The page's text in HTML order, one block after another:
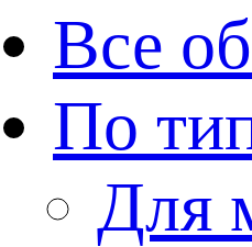
Все
По
Для